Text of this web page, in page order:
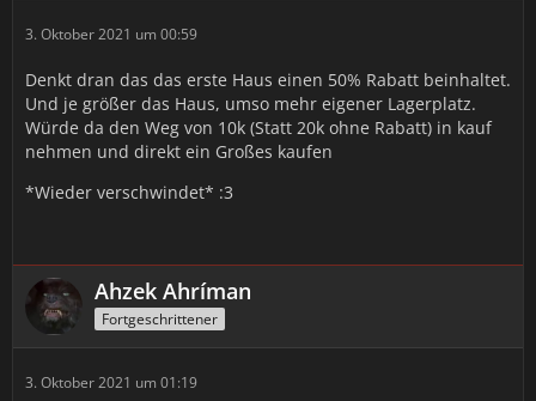
Die Häuser kosten zwischen 5.000 und 20.000 Taler,
3. Oktober 2021 um 00:59
Denkt dran das das erste Haus einen 50% Rabatt beinhaltet.
Und je größer das Haus, umso mehr eigener Lagerplatz.
Würde da den Weg von 10k (Statt 20k ohne Rabatt) in kauf
nehmen und direkt ein Großes kaufen
*Wieder verschwindet* :3
Ahzek Ahríman
Fortgeschrittener
3. Oktober 2021 um 01:19